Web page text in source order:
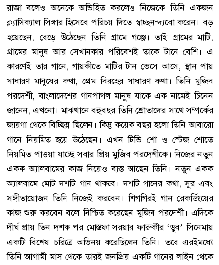
রাজা বলেও অনেকে অভিহিত করলেও নিজেকে তিনি একজন
ক্ল্যাসিক্যাল সিঙ্গার হিসেবে পরিচয় দিতে স্বাচ্ছনন্দ্যবো করেন। বড়
হয়েছেন, বেড়ে উঠেছেন তিনি গ্রামে গঞ্জে। তাই গ্রামের মাটি,
গ্রামের মানুষ আর সেখানকার পরিবেশই তাকে টানে বেশি। এ
কারণেই তার গানে, গায়কীতে মাটির টান ভেসে আসে, স্থান পায়
সাধারণ মানুষের কথা, প্রেম বিরহের সাধারণ কথা। তিনি মুজিব
পরদেশী, বাংলাদেশের গানপাগল মানুষ যাকে এক নামেই চিনেন
জানেন, এখনো। মাঝখানে বহুবছর তিনি শ্রোতাদের সাথে সম্পর্কের
জায়গা থেকে বিচ্ছিন্ন ছিলেন। কিন্তু কয়েক বছর হলো তিনি আবারো
গানে নিয়মিত হয়ে উঠেছেন। এখন টিভি শো ও স্টেজ শোতে
নিয়মিত পাওয়া যাচ্ছে সবার প্রিয় মুজিব পরদেশীকে। নিজের নতুন
একক অ্যালবামের কাজ নিয়েও ব্যস্ত আছেন তিনি। নতুন একক
অ্যালবামে মোট দশটি গান থাকবে। দশটি গানের কথা, সুর এবং
সঙ্গীতায়োজন তিনি নিজেই করবেন। শিগগিরই গান রেকর্ডিংয়ের
কাজ শুরু করবেন বলে নিশ্চিত করেছেন মুজিব পরদেশী। এদিকে
দীর্ঘ প্রায় তিন দশক পর মোস্তফা সরয়ার ফারুকীর ‘ডুব’ সিনেমায়
একটি বিশেষ চরিত্রে অভিনয় করেছিলেন তিনি। তবে এরইমধ্যে
তিনি আগামী মাস থেকে তারই জনপ্রিয় একটি গানের লাইন থেকে